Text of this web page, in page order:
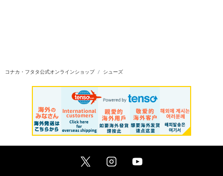
コナカ・フタタ公式オンラインショップ シューズ